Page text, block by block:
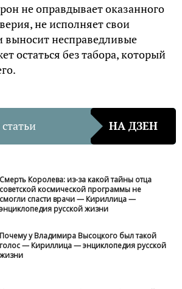
не оправдывает оказанного
не исполняет свои
выносит несправедливые
остаться без табора, который
НА ДЗЕН
Смерть Королева: из-за какой тайны отца
советской космической программы не
смогли спасти врачи — Кириллица —
энциклопедия русской жизни
Почему у Владимира Высоцкого был такой
голос — Кириллица — энциклопедия русской
жизни